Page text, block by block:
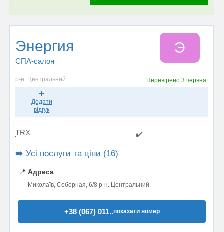
Энергия
СПА-салон
Э
р-н. Центральний Перевірено 3 червня
Додати
відгук
TRX ✔️
➡️ Усі послуги та ціни (16)
📍 Адреса
Миколаїв, Соборная, 6/8 р-н. Центральний
+38 (067) 011..показати номер